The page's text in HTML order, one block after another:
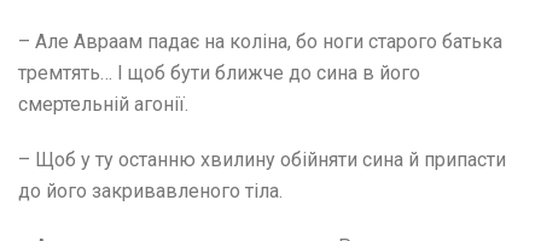
– Але Авраам падає на коліна, бо ноги старого батька
тремтять… І щоб бути ближче до сина в його
смертельній агонії.
– Щоб у ту останню хвилину обійняти сина й припасти
до його закривавленого тіла.